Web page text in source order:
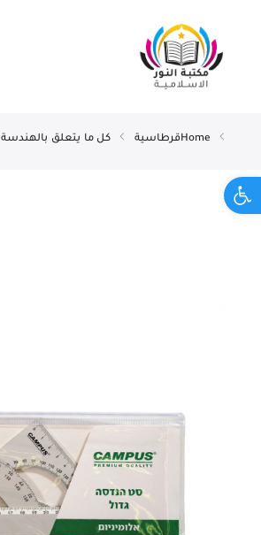
Open toolbar
Homeقرطاسية كل ما يتعلق بالهندسة